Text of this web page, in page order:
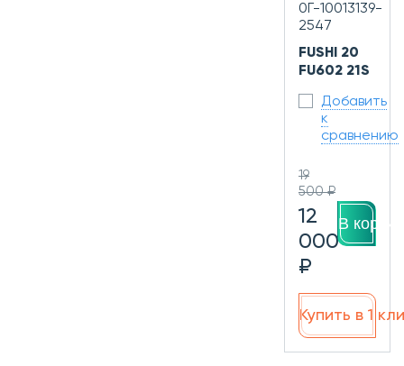
0Г-10013139-
2547
FUSHI 20
FU602 21S
Добавить
к
сравнению
19
500 ₽
12
000
₽
В
Купить в 1